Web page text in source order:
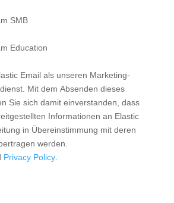
SMB
Education
Email als unseren Marketing-
Mit dem Absenden dieses
Sie sich damit einverstanden, dass
Informationen an Elastic
in Übereinstimmung mit deren
werden.
Privacy Policy.